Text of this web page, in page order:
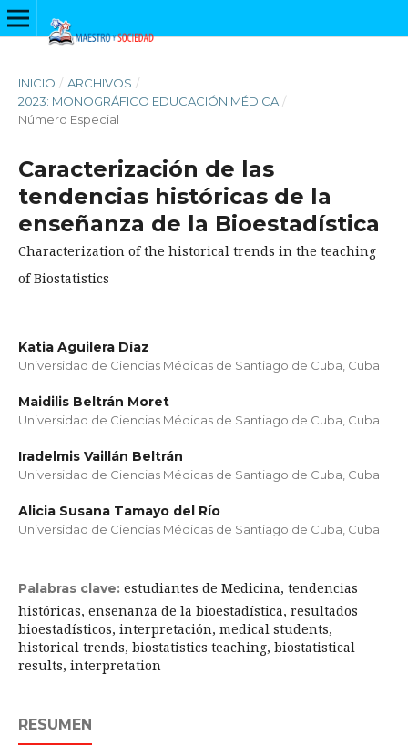
INICIO / ARCHIVOS /
2023: MONOGRÁFICO EDUCACIÓN MÉDICA /
Número Especial
Caracterización de las
tendencias históricas de la
enseñanza de la Bioestadística
Characterization of the historical trends in the teaching
of Biostatistics
Katia Aguilera Díaz
Universidad de Ciencias Médicas de Santiago de Cuba, Cuba
Maidilis Beltrán Moret
Universidad de Ciencias Médicas de Santiago de Cuba, Cuba
Iradelmis Vaillán Beltrán
Universidad de Ciencias Médicas de Santiago de Cuba, Cuba
Alicia Susana Tamayo del Río
Universidad de Ciencias Médicas de Santiago de Cuba, Cuba
Palabras clave: estudiantes de Medicina, tendencias
históricas, enseñanza de la bioestadística, resultados
bioestadísticos, interpretación, medical students,
historical trends, biostatistics teaching, biostatistical
results, interpretation
RESUMEN